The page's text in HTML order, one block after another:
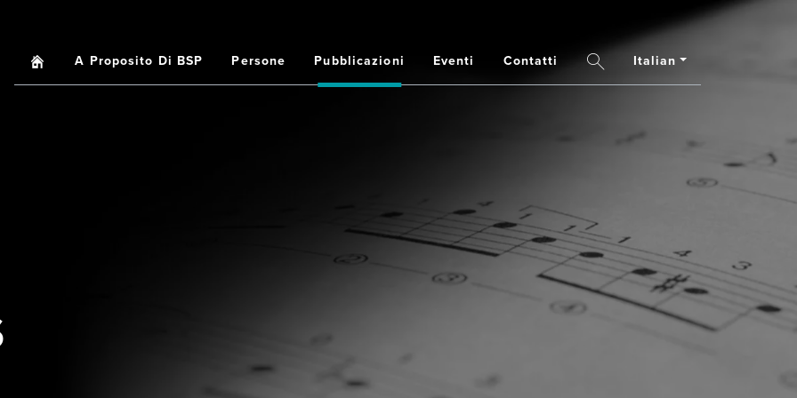
Main
navigation
HomeA Proposito Di BSP Persone Pubblicazioni Eventi Contatti SearchItalian